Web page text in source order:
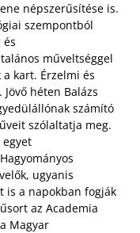
népszerűsítése is.
szempontból
és
műveltséggel
kart. Érzelmi és
héten Balázs
számító
szólaltatja meg.
ugyanis
is a napokban fogják
az Academia
Magyar